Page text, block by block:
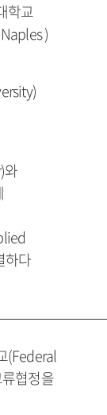
학교
)
와
하다
(Federal
협정을